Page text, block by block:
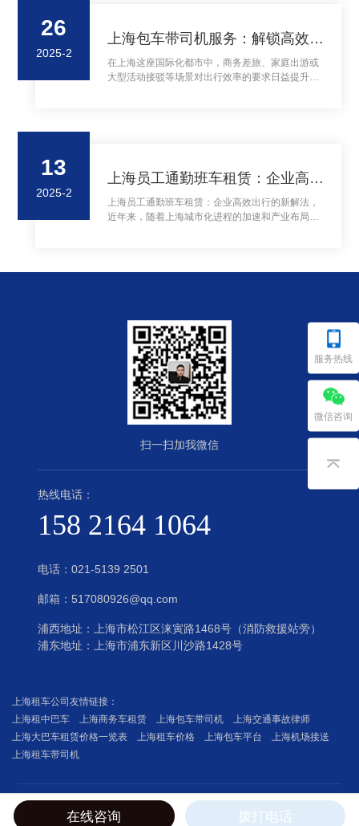
26
2025-2
上海包车带司机服务：解锁高效出行新体验
在上海这座国际化都市中，商务差旅、家庭出游或
大型活动接驳等场景对出行效率的要求日益提升。
13
2025-2
上海员工通勤班车租赁：企业高效出行的新解法
上海员工通勤班车租赁：企业高效出行的新解法，
近年来，随着上海城市化进程的加速和产业布局的
堵的交通、高昂的用车成本和员工对通勤体验的强
扫一扫加我微信
热线电话：
158 2164 1064
电话： 021-5139 2501
邮箱：517080926@qq.com
浦西地址：上海市松江区涞寅路1468号（消防救援站旁）
浦东地址：上海市浦东新区川沙路1428号
上海租车公司友情链接：
上海租中巴车
上海商务车租赁 上海包车带司机
上海交通事故律师
上海大巴车租赁价格一览表
上海租车价格 上海包车平台
上海机场接送
上海租车带司机
Copyright jishizuche.com | 及时租（上海）汽车服务有限公司
沪ICP备2022022729号-1
服务热线
微信咨询
在线咨询 拨打电话